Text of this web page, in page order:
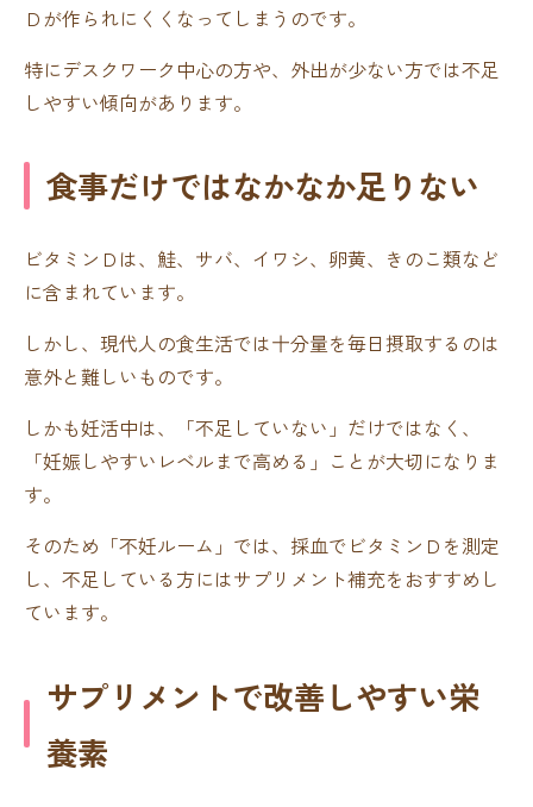
Ｄが作られにくくなってしまうのです。
特にデスクワーク中心の方や、外出が少ない方では不足
しやすい傾向があります。
食事だけではなかなか足りない
ビタミンＤは、鮭、サバ、イワシ、卵黄、きのこ類など
に含まれています。
しかし、現代人の食生活では十分量を毎日摂取するのは
意外と難しいものです。
しかも妊活中は、「不足していない」だけではなく、
「妊娠しやすいレベルまで高める」ことが大切になりま
す。
そのため「不妊ルーム」では、採血でビタミンＤを測定
し、不足している方にはサプリメント補充をおすすめし
ています。
サプリメントで改善しやすい栄
養素